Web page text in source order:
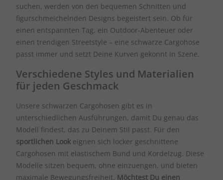
suchen, werden von den bequemen Schnitten und
figurschmeichelnden Designs begeistert sein. Ob für
einen entspannten Tag, ein Outdoor-Abenteuer oder
einen trendigen Streetstyle – eine schwarze Cargohose
passt immer und setzt Deine Kurven gekonnt in Szene.
Verschiedene Styles und Materialien
für jeden Geschmack
Unsere schwarzen Cargohosen gibt es in
unterschiedlichen Ausführungen, damit Du genau das
Modell findest, das zu Deinem Stil passt. Für den
sportlichen Lookeignen sich locker geschnittene
Cargohosen mit elastischem Bund und Kordelzug. Diese
Modelle sitzen bequem, ohne einzuengen, und bieten
maximale Bewegungsfreiheit. Möchtest Du einen